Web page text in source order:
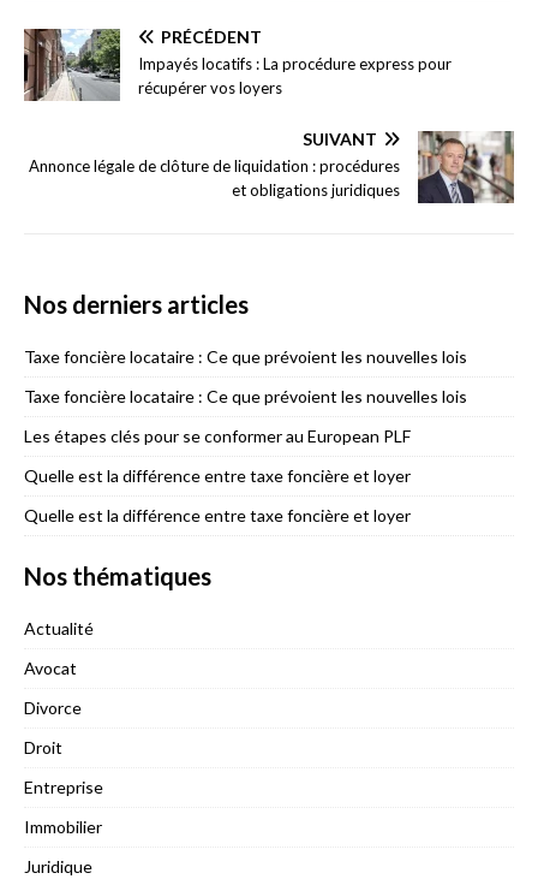
PRÉCÉDENT
Impayés locatifs : La procédure express pour
récupérer vos loyers
SUIVANT
Annonce légale de clôture de liquidation : procédures
et obligations juridiques
Nos derniers articles
Taxe foncière locataire : Ce que prévoient les nouvelles lois
Taxe foncière locataire : Ce que prévoient les nouvelles lois
Les étapes clés pour se conformer au European PLF
Quelle est la différence entre taxe foncière et loyer
Quelle est la différence entre taxe foncière et loyer
Nos thématiques
Actualité
Avocat
Divorce
Droit
Entreprise
Immobilier
Juridique